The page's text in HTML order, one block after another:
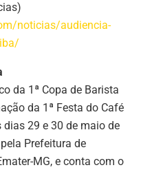
noticias/audiencia-
da 1ª Copa de Barista
da 1ª Festa do Café
29 e 30 de maio de
Prefeitura de
MG, e conta com o